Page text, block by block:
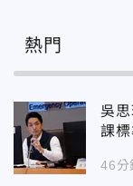
熱門
吳
課標
46分